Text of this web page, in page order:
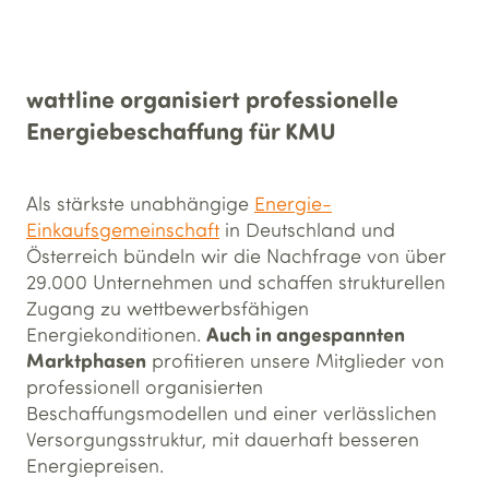
wattline organisiert professionelle
Energiebeschaffung für KMU
Als stärkste unabhängige Energie-
Einkaufsgemeinschaft in Deutschland und
Österreich bündeln wir die Nachfrage von über
29.000 Unternehmen und schaffen strukturellen
Zugang zu wettbewerbsfähigen
Energiekonditionen. Auch in angespannten
Marktphasen profitieren unsere Mitglieder von
professionell organisierten
Beschaffungsmodellen und einer verlässlichen
Versorgungsstruktur, mit dauerhaft besseren
Energiepreisen.